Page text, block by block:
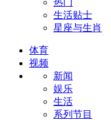
热门
生活贴士
星座与生肖
体育
视频
新闻
娱乐
生活
系列节目